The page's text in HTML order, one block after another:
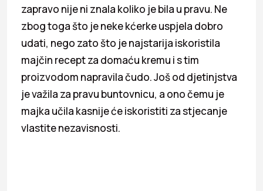
zapravo nije ni znala koliko je bila u pravu. Ne
zbog toga što je neke kćerke uspjela dobro
udati, nego zato što je najstarija iskoristila
majčin recept za domaću kremu i s tim
proizvodom napravila čudo. Još od djetinjstva
je važila za pravu buntovnicu, a ono čemu je
majka učila kasnije će iskoristiti za stjecanje
vlastite nezavisnosti.